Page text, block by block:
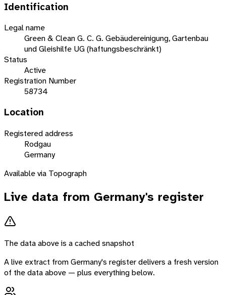
Identification
Legal name
Green & Clean G. C. G. Gebäudereinigung, Gartenbau
und Gleishilfe UG (haftungsbeschränkt)
Status
Active
Registration Number
58734
Location
Registered address
Rodgau
Germany
Available via Topograph
Live data from Germany's register
The data above is a cached snapshot
A live extract fromGermany's register delivers a fresh version
of the data above — plus everything below.